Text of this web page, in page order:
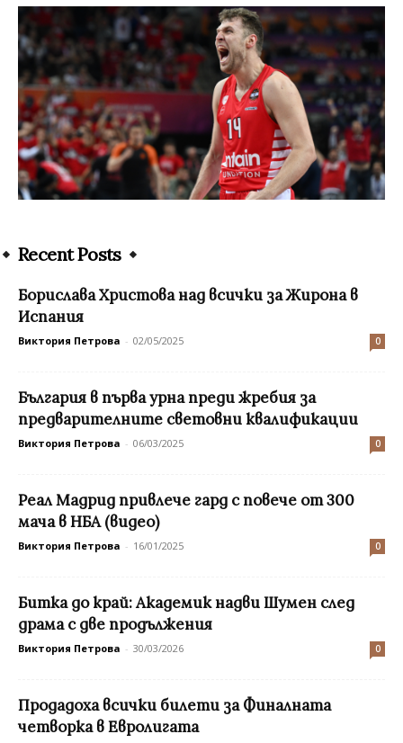
Recent Posts
Борислава Христова над всички за Жирона в
Испания
Виктория Петрова - 02/05/2025 0
България в първа урна преди жребия за
предварителните световни квалификации
Виктория Петрова - 06/03/2025 0
Реал Мадрид привлече гард с повече от 300
мача в НБА (видео)
Виктория Петрова - 16/01/2025 0
Битка до край: Академик надви Шумен след
драма с две продължения
Виктория Петрова - 30/03/2026 0
Продадоха всички билети за Финалната
четворка в Евролигата